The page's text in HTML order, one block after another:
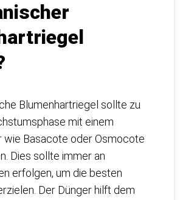
Blumenhartriegel sollte zu
mit einem
wie Basacote oder Osmocote
Dies sollte immer an
erfolgen, um die besten
Der Dünger hilft dem